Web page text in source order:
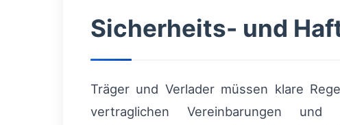
Sicherheits- und
Träger und Verlader müssen klare
vertraglichen Vereinbarungen und